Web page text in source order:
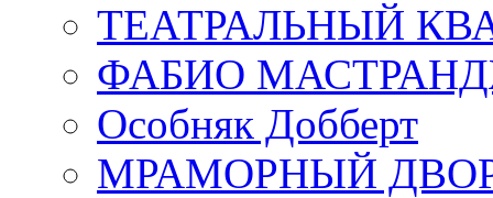
ТЕАТРАЛЬНЫЙ
ФАБИО
Особняк Добберт
МРАМОРНЫЙ